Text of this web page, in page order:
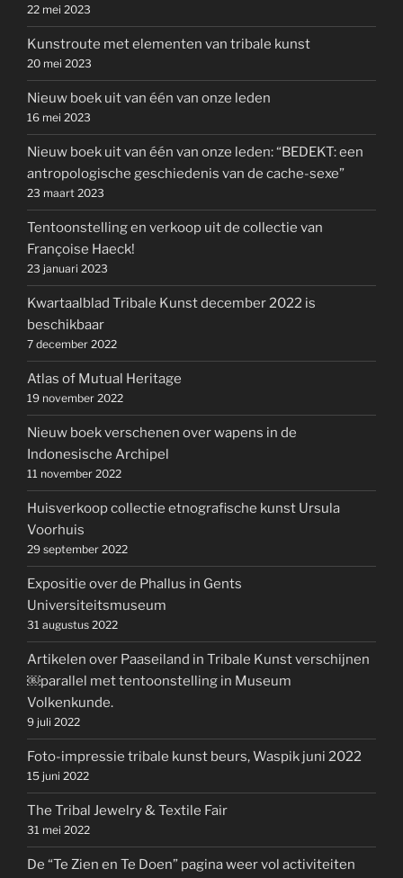
22 mei 2023
Kunstroute met elementen van tribale kunst
20 mei 2023
Nieuw boek uit van één van onze leden
16 mei 2023
Nieuw boek uit van één van onze leden: “BEDEKT: een
antropologische geschiedenis van de cache-sexe”
23 maart 2023
Tentoonstelling en verkoop uit de collectie van
Françoise Haeck!
23 januari 2023
Kwartaalblad Tribale Kunst december 2022 is
beschikbaar
7 december 2022
Atlas of Mutual Heritage
19 november 2022
Nieuw boek verschenen over wapens in de
Indonesische Archipel
11 november 2022
Huisverkoop collectie etnografische kunst Ursula
Voorhuis
29 september 2022
Expositie over de Phallus in Gents
Universiteitsmuseum
31 augustus 2022
Artikelen over Paaseiland in Tribale Kunst verschijnen
￼parallel met tentoonstelling in Museum
Volkenkunde.
9 juli 2022
Foto-impressie tribale kunst beurs, Waspik juni 2022
15 juni 2022
The Tribal Jewelry & Textile Fair
31 mei 2022
De “Te Zien en Te Doen” pagina weer vol activiteiten